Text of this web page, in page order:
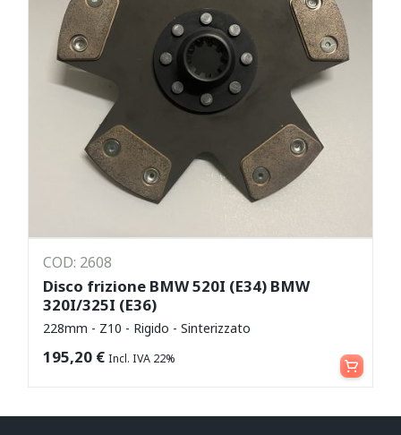
COD: 2608
Disco frizione BMW 520I (E34) BMW
320I/325I (E36)
228mm - Z10 - Rigido - Sinterizzato
195,20 € Incl. IVA 22% Aggiungi al carrello